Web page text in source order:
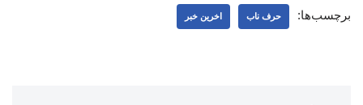
برچسب‌ها: حرف ناب اخرین خبر